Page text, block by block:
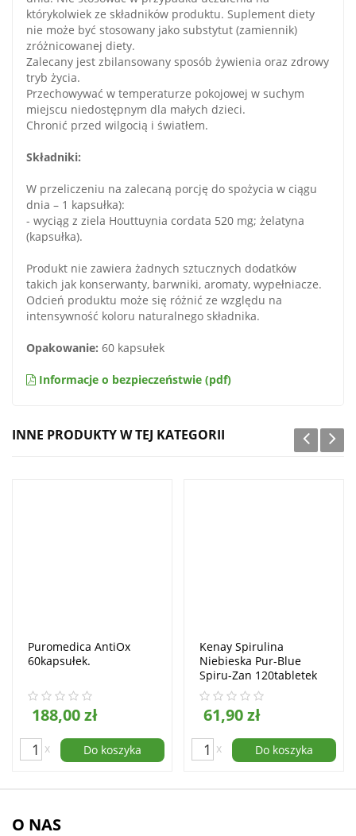
którykolwiek ze składników produktu. Suplement diety
nie może być stosowany jako substytut (zamiennik)
zróżnicowanej diety.
Zalecany jest zbilansowany sposób żywienia oraz zdrowy
tryb życia.
Przechowywać w temperaturze pokojowej w suchym
miejscu niedostępnym dla małych dzieci.
Chronić przed wilgocią i światłem.
Składniki:
W przeliczeniu na zalecaną porcję do spożycia w ciągu
dnia – 1 kapsułka):
- wyciąg z ziela Houttuynia cordata 520 mg; żelatyna
(kapsułka).
Produkt nie zawiera żadnych sztucznych dodatków
takich jak konserwanty, barwniki, aromaty, wypełniacze.
Odcień produktu może się różnić ze względu na
intensywność koloru naturalnego składnika.
Opakowanie: 60 kapsułek
Informacje o bezpieczeństwie (pdf)
INNE PRODUKTY W TEJ KATEGORII
Puromedica AntiOx
60kapsułek.
188,00 zł
x Do koszyka
Kenay Spirulina
Niebieska Pur-Blue
Spiru-Zan 120tabletek
61,90 zł
x Do koszyka
O NAS